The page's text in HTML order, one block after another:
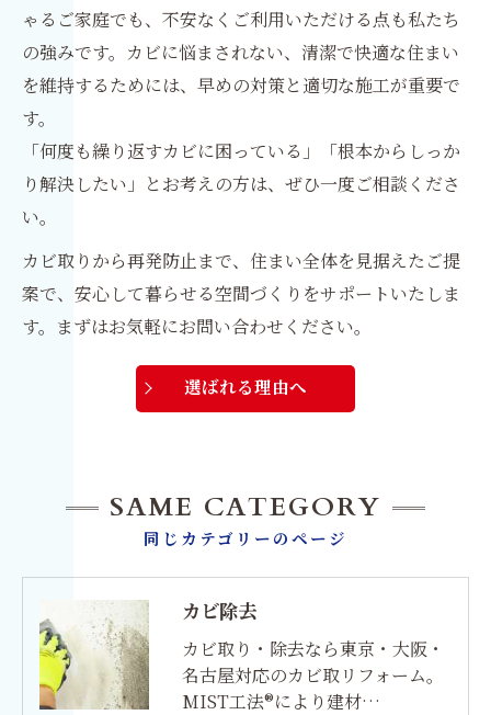
ゃるご家庭でも、不安なくご利用いただける点も私たち
の強みです。カビに悩まされない、清潔で快適な住まい
を維持するためには、早めの対策と適切な施工が重要で
す。
「何度も繰り返すカビに困っている」「根本からしっか
り解決したい」とお考えの方は、ぜひ一度ご相談くださ
い。
カビ取りから再発防止まで、住まい全体を見据えたご提
案で、安心して暮らせる空間づくりをサポートいたしま
す。まずはお気軽にお問い合わせください。
選ばれる理由へ
同じカテゴリーのページ
SAME CATEGORY
カビ除去
カビ取り・除去なら東京・大阪・
名古屋対応のカビ取リフォーム。
MIST工法®により建材…